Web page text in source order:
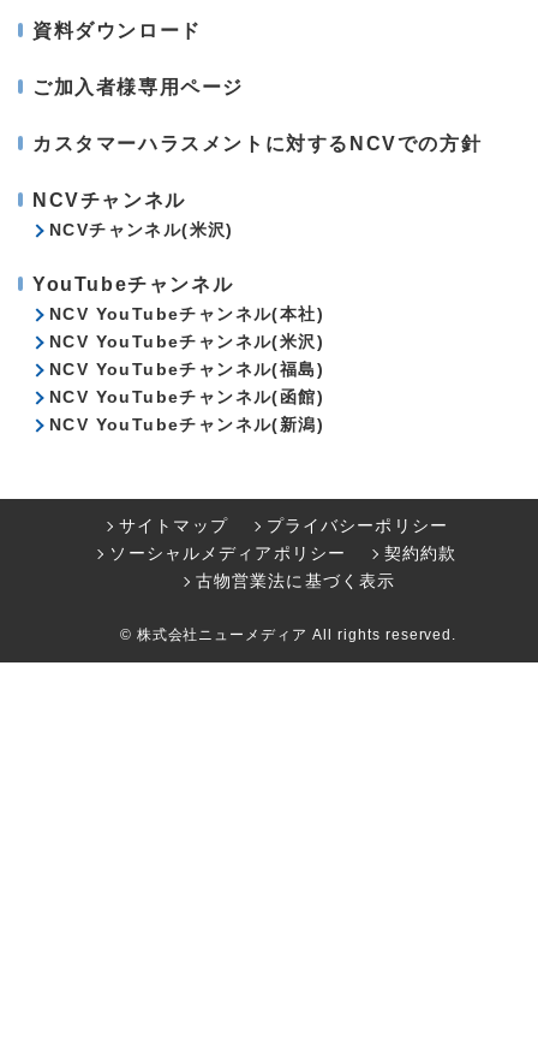
資料ダウンロード
ご加入者様専用ページ
カスタマーハラスメントに対するNCVでの方針
NCVチャンネル
NCVチャンネル(米沢)
YouTubeチャンネル
NCV YouTubeチャンネル(本社)
NCV YouTubeチャンネル(米沢)
NCV YouTubeチャンネル(福島)
NCV YouTubeチャンネル(函館)
NCV YouTubeチャンネル(新潟)
サイトマップ
プライバシーポリシー
ソーシャルメディアポリシー
契約約款
古物営業法に基づく表示
© 株式会社ニューメディア All rights reserved.